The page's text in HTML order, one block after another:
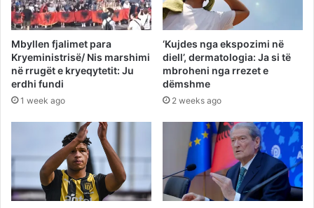
Mbyllen fjalimet para
Kryeministrisë/ Nis marshimi
në rrugët e kryeqytetit: Ju
erdhi fundi
1 week ago
‘Kujdes nga ekspozimi në
diell’, dermatologia: Ja si të
mbroheni nga rrezet e
dëmshme
2 weeks ago